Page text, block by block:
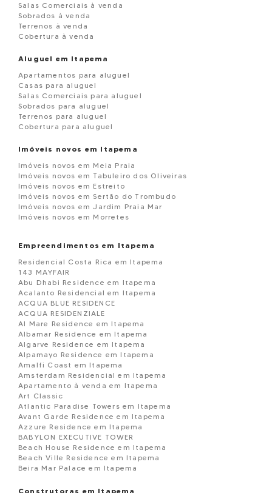
Salas Comerciais à venda
Sobrados à venda
Terrenos à venda
Cobertura à venda
Aluguel em Itapema
Apartamentos para aluguel
Casas para aluguel
Salas Comerciais para aluguel
Sobrados para aluguel
Terrenos para aluguel
Cobertura para aluguel
Imóveis novos em Itapema
Imóveis novos em Meia Praia
Imóveis novos em Tabuleiro dos Oliveiras
Imóveis novos em Estreito
Imóveis novos em Sertão do Trombudo
Imóveis novos em Jardim Praia Mar
Imóveis novos em Morretes
Empreendimentos em Itapema
Residencial Costa Rica em Itapema
143 MAYFAIR
Abu Dhabi Residence em Itapema
Acalanto Residencial em Itapema
ACQUA BLUE RESIDENCE
ACQUA RESIDENZIALE
Al Mare Residence em Itapema
Albamar Residence em Itapema
Algarve Residence em Itapema
Alpamayo Residence em Itapema
Amalfi Coast em Itapema
Amsterdam Residencial em Itapema
Apartamento à venda em Itapema
Art Classic
Atlantic Paradise Towers em Itapema
Avant Garde Residence em Itapema
Azzure Residence em Itapema
BABYLON EXECUTIVE TOWER
Beach House Residence em Itapema
Beach Ville Residence em Itapema
Beira Mar Palace em Itapema
BELVEDERE
Construtoras em Itapema